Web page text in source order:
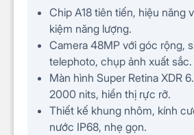
(CPU)
2 nhân 4.05
Chip đồ họa
(GPU)
Apple GPU 5
Neural Engine
Nhân xử lý
lõi mới
CAMERA
Chip A18 tiên tiến, hiệu năng
kiệm năng lượng.
Camera 48MP với góc rộng,
telephoto, chụp ảnh xuất sắc.
Màn hình Super Retina XDR
2000 nits, hiển thị rực rỡ.
Thiết kế khung nhôm, kính
nước IP68, nhẹ gọn.